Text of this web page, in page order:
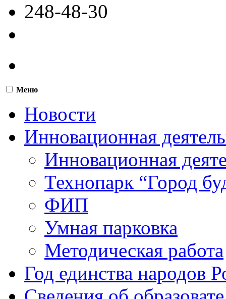
248-48-30
Меню
Новости
Инновационная
Инновационная
Технопарк “Город
ФИП
Умная парковка
Методическая работа
Год единства народов